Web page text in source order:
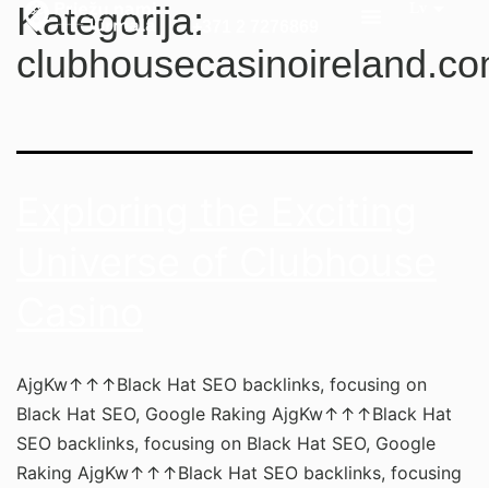
+371 2 7276869
Kategorija:
AjgKw↑↑↑Black Hat SEO backlinks, focusing on
Black Hat SEO, Google Raking AjgKw↑↑↑Black Hat
SEO backlinks, focusing on Black Hat SEO, Google
Raking AjgKw↑↑↑Black Hat SEO backlinks, focusing